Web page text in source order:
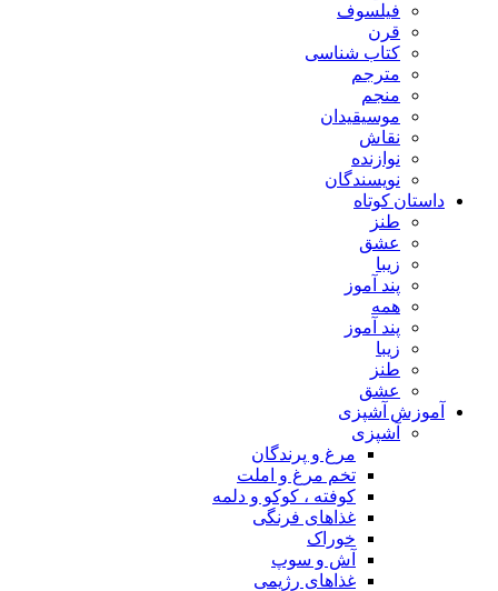
فیلسوف
قرن
کتاب شناسی
مترجم
منجم
موسیقیدان
نقاش
نوازنده
نویسندگان
داستان کوتاه
طنز
عشق
زیبا
پند آموز
همه
پند آموز
زیبا
طنز
عشق
آموزش آشپزی
آشپزی
مرغ و پرندگان
تخم مرغ و املت
کوفته ، کوکو و دلمه
غذاهای فرنگی
خوراک
آش و سوپ
غذاهای رژیمی